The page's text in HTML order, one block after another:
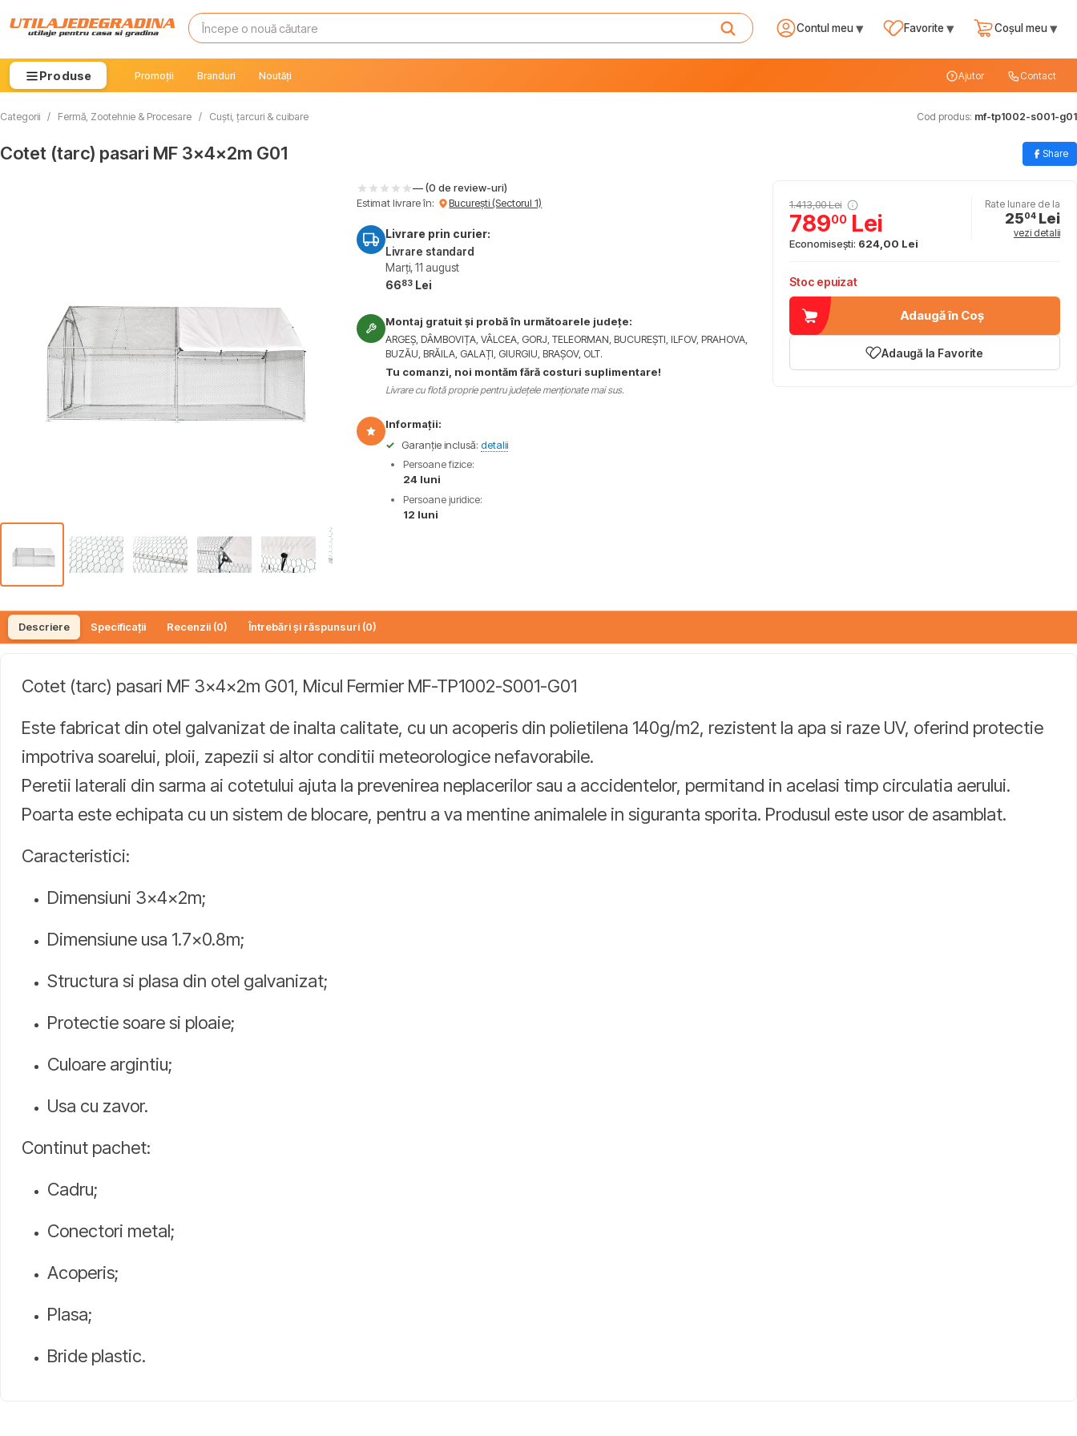
Contul meu▾ Favorite ▾ Coșul meu▾
Produse Promoții Branduri Noutăți Ajutor Contact
Categorii / Fermă, Zootehnie & Procesare / Cuști, țarcuri & cuibare Cod produs: mf-tp1002-s001-g01
Cotet (tarc) pasari MF 3x4x2m G01 Share
— (0 de review-uri)
Estimat livrare în:
București (Sectorul 1)
Livrare prin curier:
Livrare standard
Marți, 11 august
6683 Lei
Montaj gratuit și probă în următoarele județe:
ARGEȘ, DÂMBOVIȚA, VÂLCEA, GORJ, TELEORMAN, BUCUREȘTI, ILFOV, PRAHOVA,
BUZĂU, BRĂILA, GALAȚI, GIURGIU, BRAȘOV, OLT.
Tu comanzi, noi montăm fără costuri suplimentare!
Livrare cu flotă proprie pentru județele menționate mai sus.
Informații:
✓
Garanție inclusă:detalii
Persoane fizice:
24 luni
Persoane juridice:
12 luni
1.413,00 Lei
78900Lei
Economisești: 624,00 Lei
Rate lunare de la
2504Lei
vezi detalii
Stoc epuizat
Adaugă în Coș
Adaugă la Favorite
Descriere Specificații Recenzii (0) Întrebări și răspunsuri (0)
Cotet (tarc) pasari MF 3x4x2m G01, Micul Fermier MF-TP1002-S001-G01
Este fabricat din otel galvanizat de inalta calitate, cu un acoperis din polietilena 140g/m2, rezistent la apa si raze UV, oferind protectie
impotriva soarelui, ploii, zapezii si altor conditii meteorologice nefavorabile.
Peretii laterali din sarma ai cotetului ajuta la prevenirea neplacerilor sau a accidentelor, permitand in acelasi timp circulatia aerului.
Poarta este echipata cu un sistem de blocare, pentru a va mentine animalele in siguranta sporita. Produsul este usor de asamblat.
Caracteristici:
Dimensiuni 3x4x2m;
Dimensiune usa 1.7x0.8m;
Structura si plasa din otel galvanizat;
Protectie soare si ploaie;
Culoare argintiu;
Usa cu zavor.
Continut pachet:
Cadru;
Conectori metal;
Acoperis;
Plasa;
Bride plastic.